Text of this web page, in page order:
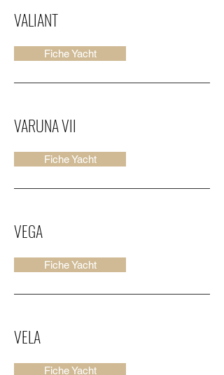
VALIANT
Fiche Yacht
VARUNA VII
Fiche Yacht
VEGA
Fiche Yacht
VELA
Fiche Yacht